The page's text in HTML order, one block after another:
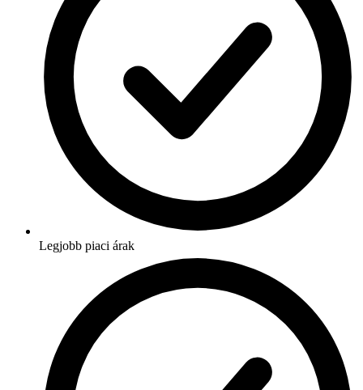
Legjobb piaci árak